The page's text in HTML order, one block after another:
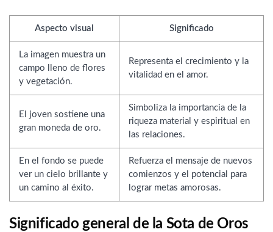
Aspecto visual Significado
La imagen muestra un
campo lleno de flores
y vegetación.
Representa el crecimiento y la
vitalidad en el amor.
El joven sostiene una
gran moneda de oro.
Simboliza la importancia de la
riqueza material y espiritual en
las relaciones.
En el fondo se puede
ver un cielo brillante y
un camino al éxito.
Refuerza el mensaje de nuevos
comienzos y el potencial para
lograr metas amorosas.
Significado general de la Sota de Oros